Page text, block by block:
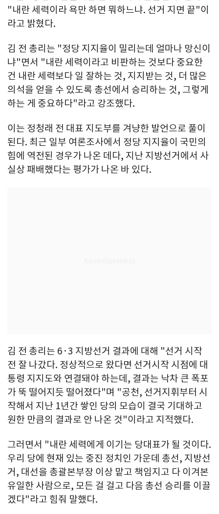
"내란 세력이라 욕만 하면 뭐하느냐. 선거 지면 끝"이
라고 밝혔다.
김 전 총리는 "정당 지지율이 밀리는데 얼마나 망신이
냐"면서 "내란 세력이라고 비판하는 것보다 중요한
건 내란 세력보다 일 잘하는 것, 지지받는 것, 더 많은
의석을 얻을 수 있도록 총선에서 승리하는 것, 그렇게
하는 게 중요하다"라고 강조했다.
이는 정청래 전 대표 지도부를 겨냥한 발언으로 풀이
된다. 최근 일부 여론조사에서 정당 지지율이 국민의
힘에 역전된 경우가 나온 데다, 지난 지방선거에서 사
실상 패배했다는 평가가 나온 바 있다.
김 전 총리는 6·3 지방선거 결과에 대해 "선거 시작
전 잘 나갔다. 정상적으로 왔다면 선거시작 시점에 대
통령 지지도와 연결돼야 하는데, 결과는 낙차 큰 폭포
가 뚝 떨어지듯 떨어졌다"며 "공천, 선거지휘부터 시
작해서 지난 1년간 쌓인 당의 모습이 결국 기대하고
원한 만큼의 결과로 안 나온 것"이라고 지적했다.
그러면서 "내란 세력에게 이기는 당대표가 될 것이다.
우리 당에 현재 있는 중진 정치인 가운데 총선, 지방선
거, 대선을 총괄본부장 이상 맡고 책임지고 다 이겨본
유일한 사람으로, 모든 걸 걸고 다음 총선 승리를 이끌
겠다"라고 힘줘 말했다.